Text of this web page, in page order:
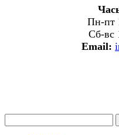
Пн-пт
Сб-вс
Email: